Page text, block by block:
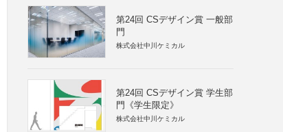
第24回 CSデザイン賞 一般部
門
株式会社中川ケミカル
第24回 CSデザイン賞 学生部
門《学生限定》
株式会社中川ケミカル